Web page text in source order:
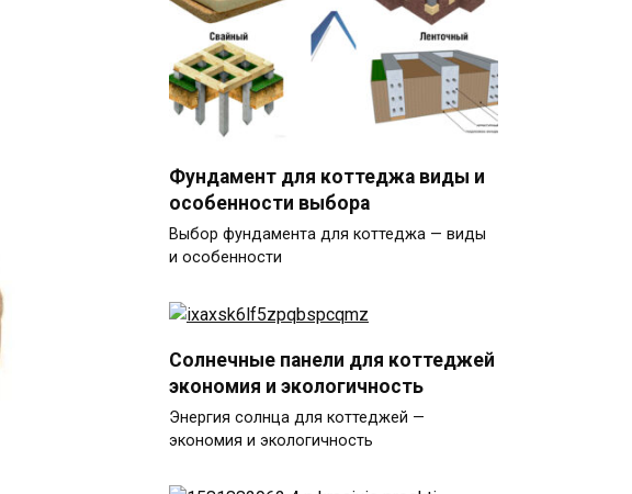
Фундамент для коттеджа виды и
особенности выбора
Выбор фундамента для коттеджа — виды
и особенности
Солнечные панели для коттеджей
экономия и экологичность
Энергия солнца для коттеджей —
экономия и экологичность